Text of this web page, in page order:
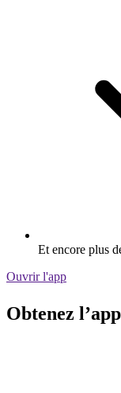
Et encore plus
Ouvrir l'app
Obtenez